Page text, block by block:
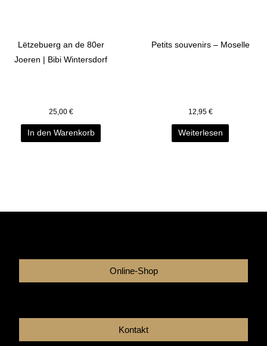
Lëtzebuerg an de 80er
Joeren | Bibi Wintersdorf
25,00 €
In den Warenkorb
Petits souvenirs – Moselle
12,95 €
Weiterlesen
Online-Shop
Kontakt